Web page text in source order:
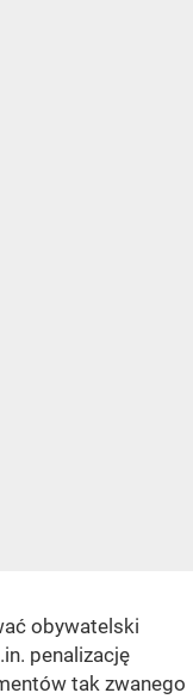
obywatelski
penalizację
tak zwanego